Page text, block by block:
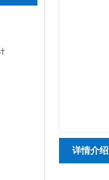
详情介绍